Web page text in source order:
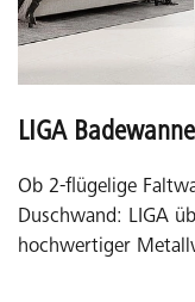
LIGA
Ob 2-flügelige
Duschwand: LIGA
hochwertiger